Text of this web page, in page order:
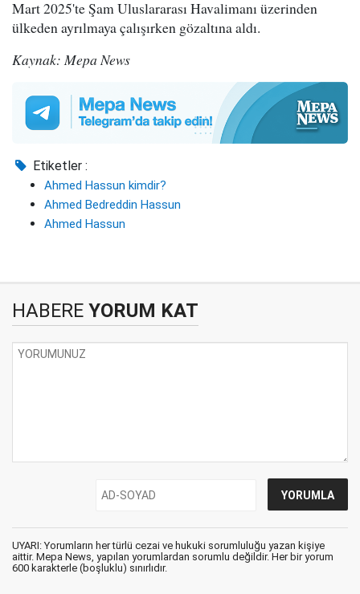
Mart 2025'te Şam Uluslararası Havalimanı üzerinden
ülkeden ayrılmaya çalışırken gözaltına aldı.
Kaynak: Mepa News
Etiketler :
Ahmed Hassun kimdir?
Ahmed Bedreddin Hassun
Ahmed Hassun
HABERE YORUM KAT
UYARI: Yorumların her türlü cezai ve hukuki sorumluluğu yazan kişiye
aittir. Mepa News, yapılan yorumlardan sorumlu değildir. Her bir yorum
600 karakterle (boşluklu) sınırlıdır.